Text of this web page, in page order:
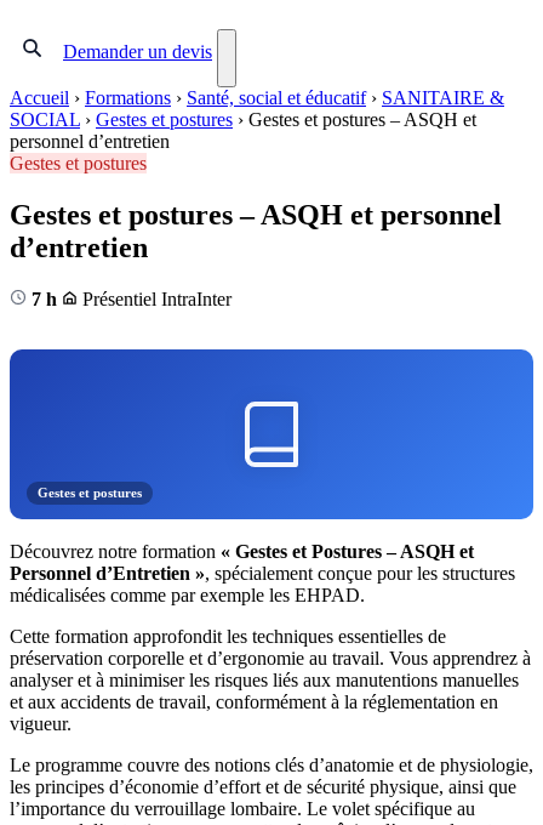
Demander un devis
Accueil › Formations › Santé, social et éducatif › SANITAIRE &
SOCIAL › Gestes et postures › Gestes et postures – ASQH et
personnel d’entretien
Gestes et postures
Gestes et postures – ASQH et personnel
d’entretien
7 h Présentiel IntraInter
Gestes et postures
Découvrez notre formation « Gestes et Postures – ASQH et
Personnel d’Entretien », spécialement conçue pour les structures
médicalisées comme par exemple les EHPAD.
Cette formation approfondit les techniques essentielles de
préservation corporelle et d’ergonomie au travail. Vous apprendrez à
analyser et à minimiser les risques liés aux manutentions manuelles
et aux accidents de travail, conformément à la réglementation en
vigueur.
Le programme couvre des notions clés d’anatomie et de physiologie,
les principes d’économie d’effort et de sécurité physique, ainsi que
l’importance du verrouillage lombaire. Le volet spécifique au